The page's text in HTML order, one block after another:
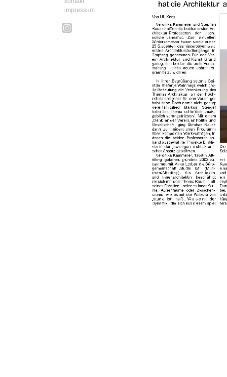
impressum